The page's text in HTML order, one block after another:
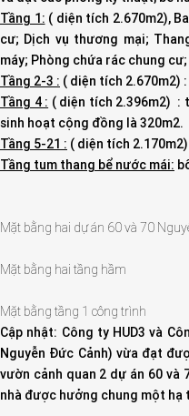
Tầng 1: ( diện tích 2.670m2),
cư; Dịch vụ thương mại;
máy; Phòng chứa rác chung
Tầng 2-3 : ( diện tích 2.670m2)
Tầng 4 : ( diện tích 2.396m2) :
sinh hoạt cộng đồng là 320m2.
Tầng 5-21 : ( diện tích
Tầng tum thang bể nước mái:
Mặt bằng hai dự án 60 và 70
Mặt bằng hai tầng hầm
Mặt bằng tầng 1 công trình
Cập nhật: Công ty HUD3 và
Nguyễn Đức Cảnh) vừa đạt
vườn cảnh quan 2 dự án 60 và
nhà được hưởng chung một hạ